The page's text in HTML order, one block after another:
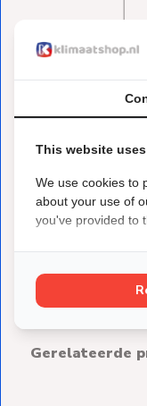
Gerelateerde
This website
We use cookies to
about your use of
you've provided to